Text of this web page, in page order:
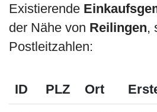
Existierende
der Nähe von Reilingen,
Postleitzahlen:
ID PLZ Ort